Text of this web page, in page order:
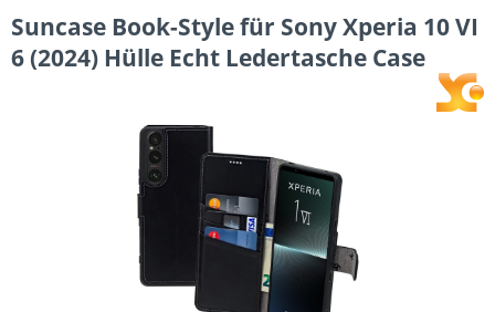
Suncase Book-Style für Sony Xperia 10 VI
6 (2024) Hülle Echt Ledertasche Case